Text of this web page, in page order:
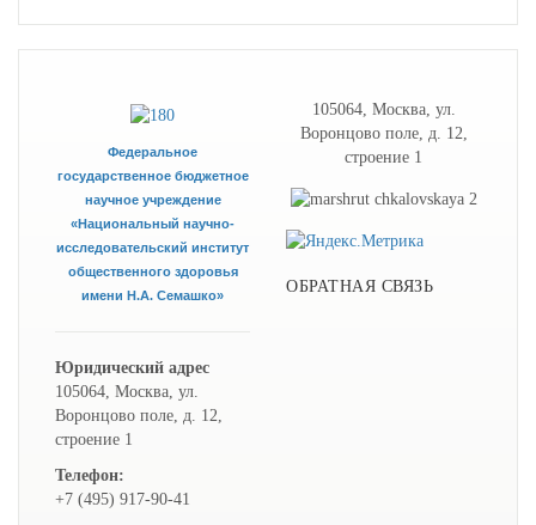
Федеральное
государственное бюджетное
научное учреждение
«Национальный научно-
исследовательский институт
общественного здоровья
имени Н.А. Семашко»
Юридический адрес
105064, Москва, ул.
Воронцово поле, д. 12,
строение 1
Телефон:
+7 (495) 917-90-41
105064, Москва, ул.
Воронцово поле, д. 12,
строение 1
ОБРАТНАЯ СВЯЗЬ